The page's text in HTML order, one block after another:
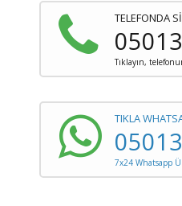
TELEFONDA
Tıklayın,
TIKLA
7x24 Whatsapp